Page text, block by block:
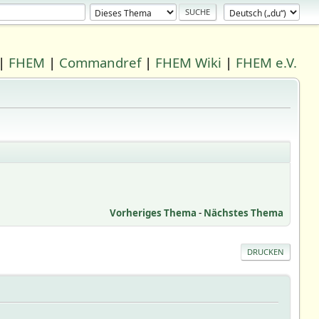
| FHEM | Commandref| FHEM Wiki | FHEM e.V.
Vorheriges Thema - Nächstes Thema
DRUCKEN